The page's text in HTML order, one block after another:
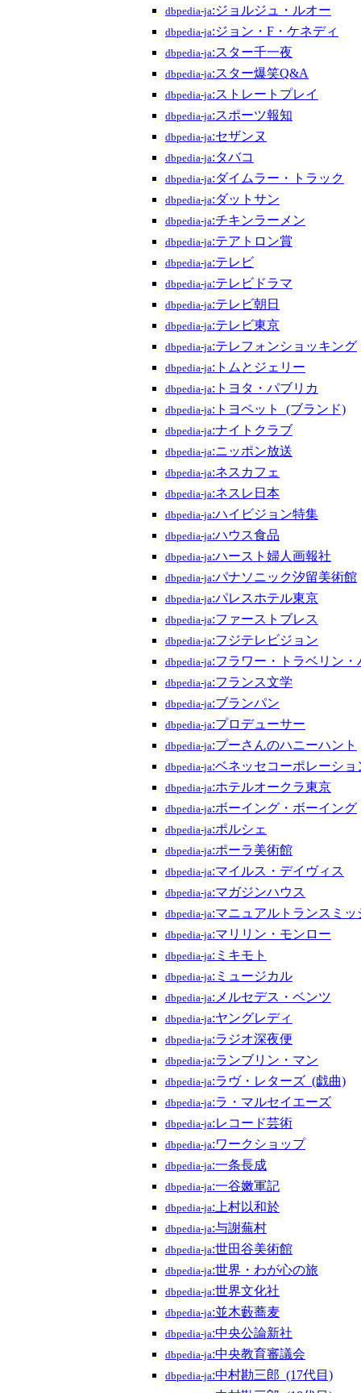
dbpedia-ja:ジョルジュ・ルオー
dbpedia-ja:ジョン・F・ケネディ
dbpedia-ja:スター千一夜
dbpedia-ja:スター爆笑Q&A
dbpedia-ja:ストレートプレイ
dbpedia-ja:スポーツ報知
dbpedia-ja:セザンヌ
dbpedia-ja:タバコ
dbpedia-ja:ダイムラー・トラック
dbpedia-ja:ダットサン
dbpedia-ja:チキンラーメン
dbpedia-ja:テアトロン賞
dbpedia-ja:テレビ
dbpedia-ja:テレビドラマ
dbpedia-ja:テレビ朝日
dbpedia-ja:テレビ東京
dbpedia-ja:テレフォンショッキング
dbpedia-ja:トムとジェリー
dbpedia-ja:トヨタ・パブリカ
dbpedia-ja:トヨペット_(ブランド)
dbpedia-ja:ナイトクラブ
dbpedia-ja:ニッポン放送
dbpedia-ja:ネスカフェ
dbpedia-ja:ネスレ日本
dbpedia-ja:ハイビジョン特集
dbpedia-ja:ハウス食品
dbpedia-ja:ハースト婦人画報社
dbpedia-ja:パナソニック汐留美術館
dbpedia-ja:パレスホテル東京
dbpedia-ja:ファーストブレス
dbpedia-ja:フジテレビジョン
dbpedia-ja:フラワー・トラベリン・
dbpedia-ja:フランス文学
dbpedia-ja:ブランパン
dbpedia-ja:プロデューサー
dbpedia-ja:プーさんのハニーハント
dbpedia-ja:ベネッセコーポレーショ
dbpedia-ja:ホテルオークラ東京
dbpedia-ja:ボーイング・ボーイング
dbpedia-ja:ポルシェ
dbpedia-ja:ポーラ美術館
dbpedia-ja:マイルス・デイヴィス
dbpedia-ja:マガジンハウス
dbpedia-ja:マニュアルトランスミッ
dbpedia-ja:マリリン・モンロー
dbpedia-ja:ミキモト
dbpedia-ja:ミュージカル
dbpedia-ja:メルセデス・ベンツ
dbpedia-ja:ヤングレディ
dbpedia-ja:ラジオ深夜便
dbpedia-ja:ランブリン・マン
dbpedia-ja:ラヴ・レターズ_(戯曲)
dbpedia-ja:ラ・マルセイエーズ
dbpedia-ja:レコード芸術
dbpedia-ja:ワークショップ
dbpedia-ja:一条長成
dbpedia-ja:一谷嫩軍記
dbpedia-ja:上村以和於
dbpedia-ja:与謝蕪村
dbpedia-ja:世田谷美術館
dbpedia-ja:世界・わが心の旅
dbpedia-ja:世界文化社
dbpedia-ja:並木藪蕎麦
dbpedia-ja:中央公論新社
dbpedia-ja:中央教育審議会
dbpedia-ja:中村勘三郎_(17代目)